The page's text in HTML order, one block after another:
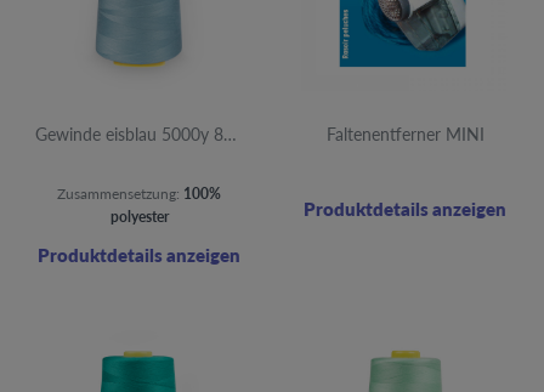
Gewinde eisblau 5000y 827 12 Stück
Zusammensetzung: 100%
polyester
Produktdetails anzeigen
Faltenentferner MINI
Produktdetails anzeigen